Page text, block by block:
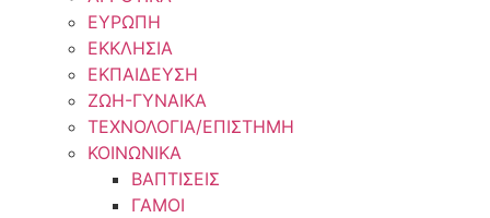
ΕΥΡΩΠΗ
ΕΚΚΛΗΣΙΑ
ΕΚΠΑΙΔΕΥΣΗ
ΖΩΗ-ΓΥΝΑΙΚΑ
ΤΕΧΝΟΛΟΓΙΑ/ΕΠΙΣΤΗΜΗ
ΚΟΙΝΩΝΙΚΑ
ΒΑΠΤΙΣΕΙΣ
ΓΑΜΟΙ